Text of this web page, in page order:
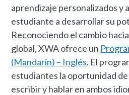
aprendizaje personalizados y
estudiante a desarrollar su
Reconociendo el cambio
global, XWA ofrece un
(Mandarín) – Inglés. El
estudiantes la oportunidad
escribir y hablar en ambos